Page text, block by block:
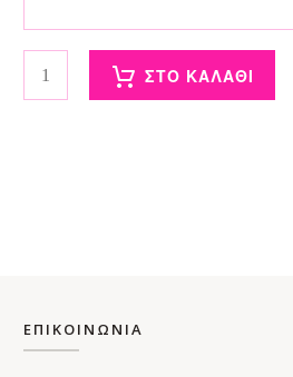
Glam Μάσκες ποσότητα
ΣΤΟ ΚΑΛΑΘΙ
ΕΠΙΚΟΙΝΩΝΙΑ